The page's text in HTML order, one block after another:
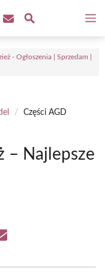
- Ogłoszenia | Sprzedam |
/
Części AGD
– Najlepsze